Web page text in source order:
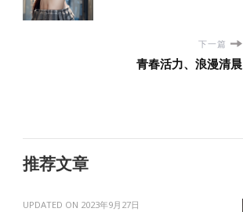
下一篇
青春活力、浪漫清晨
推荐文章
UPDATED ON 2023年9月27日